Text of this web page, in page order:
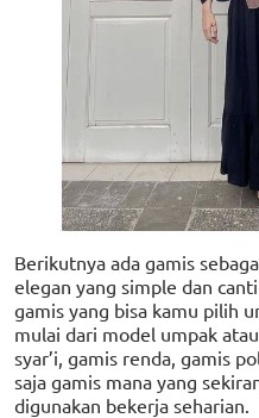
Berikutnya ada gamis
elegan yang simple dan
gamis yang bisa kamu pilih
mulai dari model umpak
syar’i, gamis renda, gamis
saja gamis mana yang
digunakan bekerja seharian.